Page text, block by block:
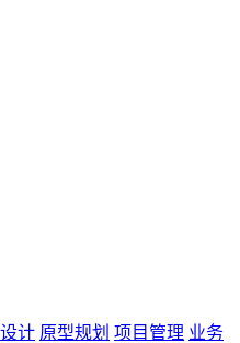
计 原型规划 项目管理 业务